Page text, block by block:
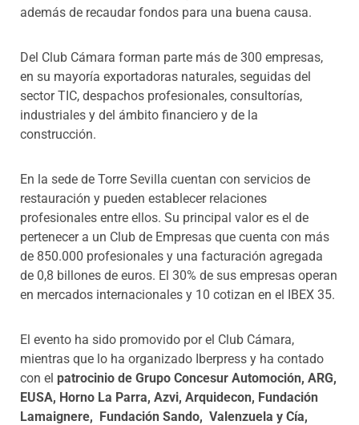
además de recaudar fondos para una buena causa.
Del Club Cámara forman parte más de 300 empresas,
en su mayoría exportadoras naturales, seguidas del
sector TIC, despachos profesionales, consultorías,
industriales y del ámbito financiero y de la
construcción.
En la sede de Torre Sevilla cuentan con servicios de
restauración y pueden establecer relaciones
profesionales entre ellos. Su principal valor es el de
pertenecer a un Club de Empresas que cuenta con más
de 850.000 profesionales y una facturación agregada
de 0,8 billones de euros. El 30% de sus empresas operan
en mercados internacionales y 10 cotizan en el IBEX 35.
El evento ha sido promovido por el Club Cámara,
mientras que lo ha organizado Iberpress y ha contado
con el patrocinio de Grupo Concesur Automoción, ARG,
EUSA, Horno La Parra, Azvi, Arquidecon, Fundación
Lamaignere, Fundación Sando, Valenzuela y Cía,